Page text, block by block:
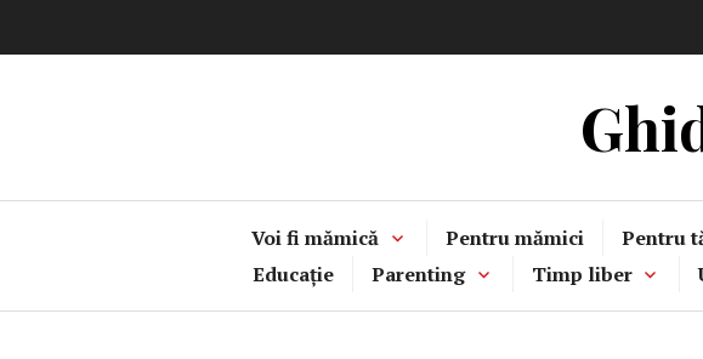
la
Voi fi mămică Pentru mămici Pentru
Educație
Parenting Timp liber